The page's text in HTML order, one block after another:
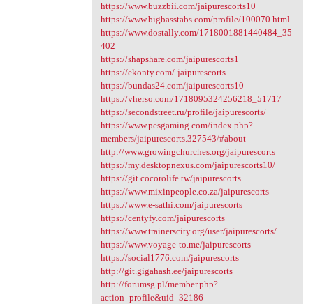
https://www.buzzbii.com/jaipurescorts10
https://www.bigbasstabs.com/profile/100070.html
https://www.dostally.com/1718001881440484_35
402
https://shapshare.com/jaipurescorts1
https://ekonty.com/-jaipurescorts
https://bundas24.com/jaipurescorts10
https://vherso.com/1718095324256218_51717
https://secondstreet.ru/profile/jaipurescorts/
https://www.pesgaming.com/index.php?
members/jaipurescorts.327543/#about
http://www.growingchurches.org/jaipurescorts
https://my.desktopnexus.com/jaipurescorts10/
https://git.cocorolife.tw/jaipurescorts
https://www.mixinpeople.co.za/jaipurescorts
https://www.e-sathi.com/jaipurescorts
https://centyfy.com/jaipurescorts
https://www.trainerscity.org/user/jaipurescorts/
https://www.voyage-to.me/jaipurescorts
https://social1776.com/jaipurescorts
http://git.gigahash.ee/jaipurescorts
http://forumsg.pl/member.php?
action=profile&uid=32186